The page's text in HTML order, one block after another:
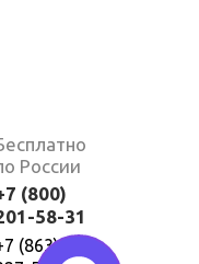
России
(800)
58-31
(863)